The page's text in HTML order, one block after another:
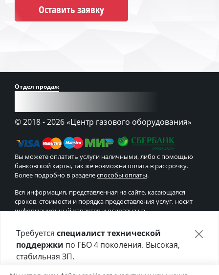
Оставить заявку
Отдел продаж
© 2018 - 2026 «Центр газового оборудования»
Вы можете оплатить услуги наличными, либо с помощью
банковской карты, так же возможна оплата в рассрочку.
Более подробно в разделеспособы оплаты.
Вся информация, представленная на сайте, касающаяся
сроков, стоимости и порядка предоставления услуг, носит
информационный характер и основана на
информация не является публичной офертой.
Установка ГБО
Требуется специалист технической
поддержки по ГБО 4 поколения. Высокая,
стабильная ЗП.
Отправьте своё резюме в форме ниже 👇